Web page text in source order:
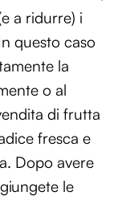
a ridurre) i
questo caso
la
o al
di frutta
fresca e
Dopo avere
le